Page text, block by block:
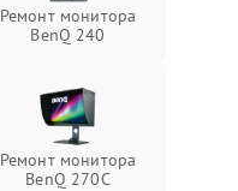
Ремонт монитора
BenQ 240
Ремонт монитора
BenQ 270C